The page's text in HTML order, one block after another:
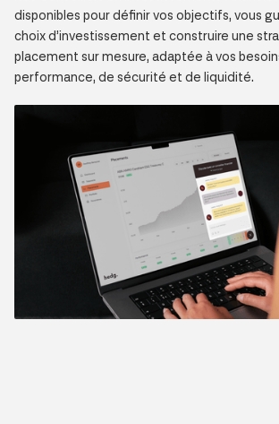
disponibles pour définir vos objectifs, vous
choix d’investissement et construire une
placement sur mesure, adaptée à vos
performance, de sécurité et de liquidité.